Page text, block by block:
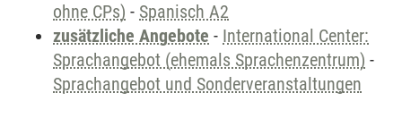
ohne CPs) - Spanisch A2
zusätzliche Angebote - International Center:
Sprachangebot (ehemals Sprachenzentrum) -
Sprachangebot und Sonderveranstaltungen